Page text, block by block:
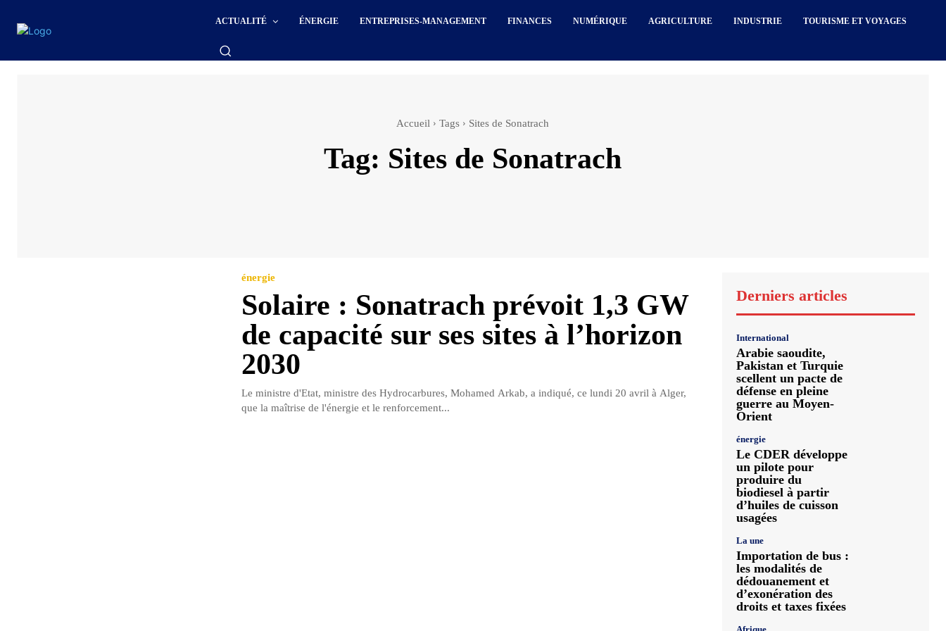
ACTUALITÉ ÉNERGIE ENTREPRISES-MANAGEMENT FINANCES NUMÉRIQUE AGRICULTURE INDUSTRIE TOURISME ET VOYAGES
Accueil Tags Sites de Sonatrach
Tag: Sites de Sonatrach
énergie
Solaire : Sonatrach prévoit 1,3 GW
de capacité sur ses sites à l’horizon
2030
Le ministre d'Etat, ministre des Hydrocarbures, Mohamed Arkab, a indiqué, ce lundi 20 avril à Alger,
que la maîtrise de l'énergie et le renforcement...
Derniers articles
International
Arabie saoudite,
Pakistan et Turquie
scellent un pacte de
défense en pleine
guerre au Moyen-
Orient
énergie
Le CDER développe
un pilote pour
produire du
biodiesel à partir
d’huiles de cuisson
usagées
La une
Importation de bus :
les modalités de
dédouanement et
d’exonération des
droits et taxes fixées